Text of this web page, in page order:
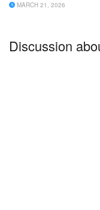
MARCH 21, 2026
Discussion